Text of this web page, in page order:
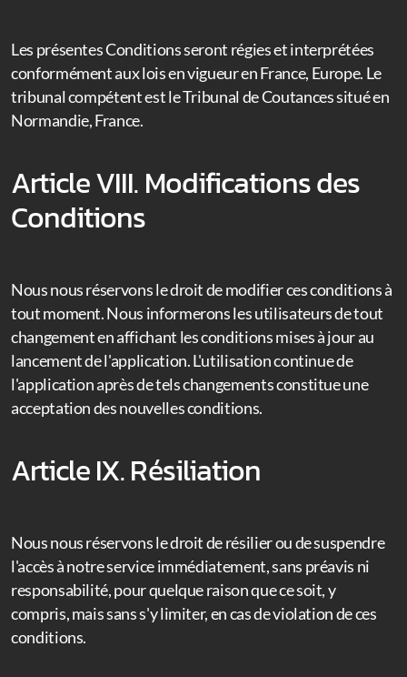
Les présentes Conditions seront régies et interprétées
conformément aux lois en vigueur en France, Europe. Le
tribunal compétent est le Tribunal de Coutances situé en
Normandie, France.
Article VIII. Modifications des
Conditions
Nous nous réservons le droit de modifier ces conditions à
tout moment. Nous informerons les utilisateurs de tout
changement en affichant les conditions mises à jour au
lancement de l'application. L'utilisation continue de
l'application après de tels changements constitue une
acceptation des nouvelles conditions.
Article IX. Résiliation
Nous nous réservons le droit de résilier ou de suspendre
l'accès à notre service immédiatement, sans préavis ni
responsabilité, pour quelque raison que ce soit, y
compris, mais sans s'y limiter, en cas de violation de ces
conditions.